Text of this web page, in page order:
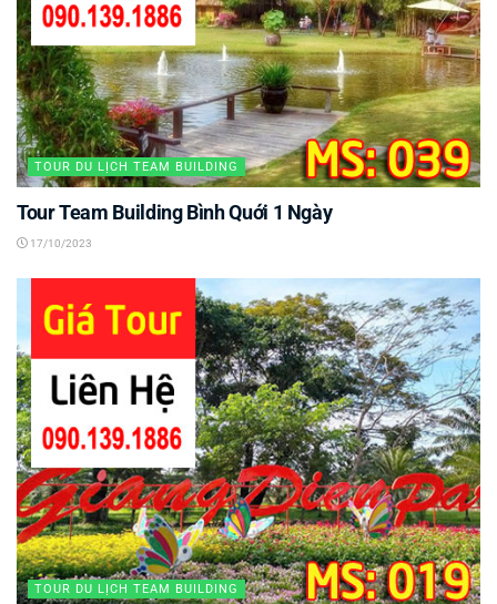
TOUR DU LỊCH TEAM BUILDING
Tour Team Building Bình Quới 1 Ngày
17/10/2023
TOUR DU LỊCH TEAM BUILDING